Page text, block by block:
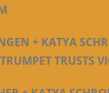
+ KATYA
TRUMPET TRUSTS